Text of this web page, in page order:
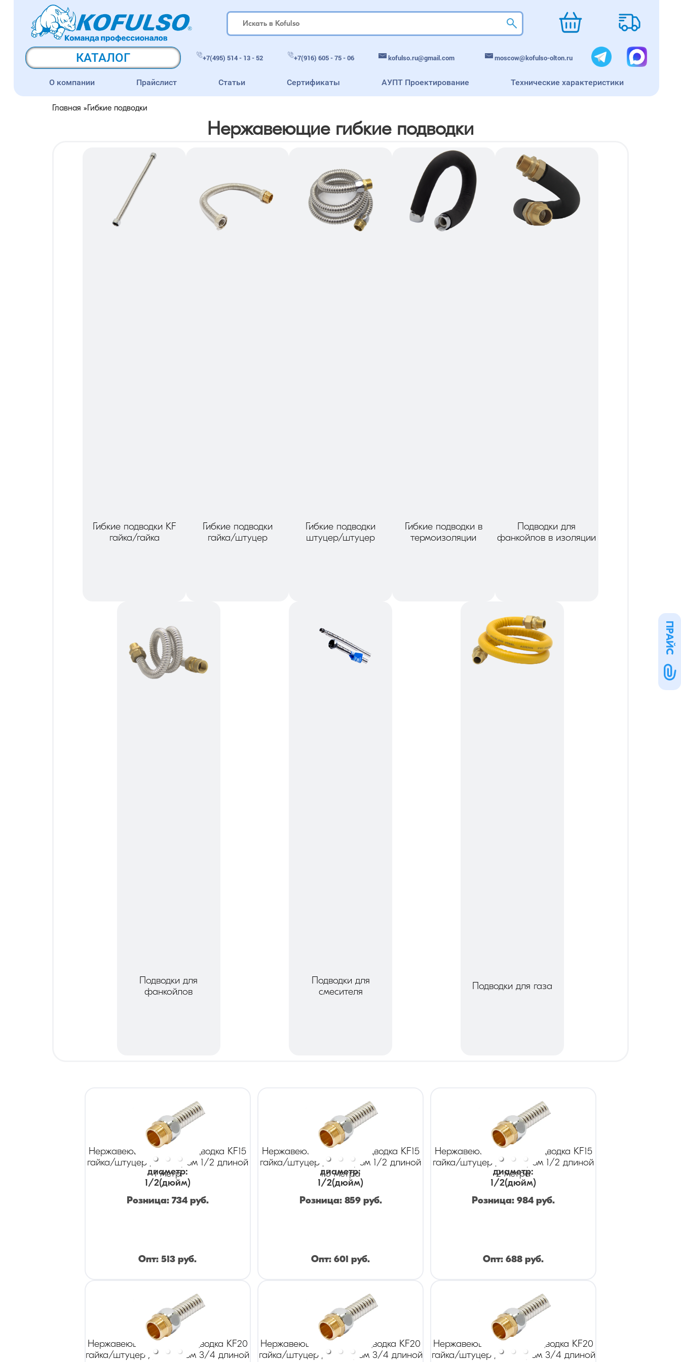
КАТАЛОГ +7(495) 514 - 13 - 52 +7(916) 605 - 75 - 06 kofulso.ru@gmail.com moscow@kofulso-olton.ru
О компании Прайслист Статьи Сертификаты АУПТ Проектирование Технические характеристики
Главная » Гибкие подводки
Нержавеющие гибкие подводки
Гибкие подводки KF
гайка/гайка
Гибкие подводки
гайка/штуцер
Гибкие подводки
штуцер/штуцер
Гибкие подводки в
термоизоляции
Подводки для
фанкойлов в изоляции
Подводки для
фанкойлов
Подводки для
смесителя
Подводки для газа
Нержавеющая гибкая подводка KF15
гайка/штуцер диаметром 1/2 длиной
1 метр
диаметр:
1/2(дюйм)
Розница: 734руб.
Опт:513 руб.
Нержавеющая гибкая подводка KF15
гайка/штуцер диаметром 1/2 длиной
1.5 метра
диаметр:
1/2(дюйм)
Розница: 859руб.
Опт: 601 руб.
Нержавеющая гибкая подводка KF15
гайка/штуцер диаметром 1/2 длиной
2 метра
диаметр:
1/2(дюйм)
Розница:984 руб.
Опт:688 руб.
Нержавеющая гибкая подводка KF20
гайка/штуцер диаметром 3/4 длиной
Нержавеющая гибкая подводка KF20
гайка/штуцер диаметром 3/4 длиной
Нержавеющая гибкая подводка KF20
гайка/штуцер диаметром 3/4 длиной
ПРАЙС